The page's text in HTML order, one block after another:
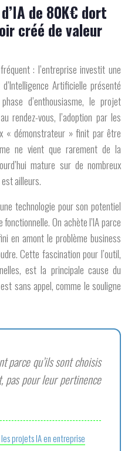
de 80K€ dort
créé de valeur
: l’entreprise investit une
Artificielle présenté
d’enthousiasme, le projet
rendez-vous, l’adoption par les
« démonstrateur » finit par être
ne vient que rarement de la
mature sur de nombreux
ailleurs.
technologie pour son potentiel
fonctionnelle. On achète l’IA parce
en amont le problème business
Cette fascination pour l’outil,
est la principale cause du
sans appel, comme le souligne
parce qu’ils sont choisis
pas pour leur pertinence
projets IA en entreprise